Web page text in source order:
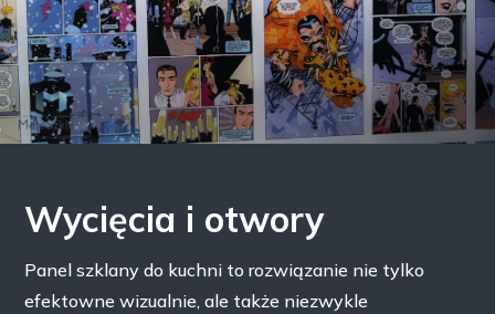
Wycięcia i otwory
Panel szklany do kuchni to rozwiązanie nie tylko
efektowne wizualnie, ale także niezwykle